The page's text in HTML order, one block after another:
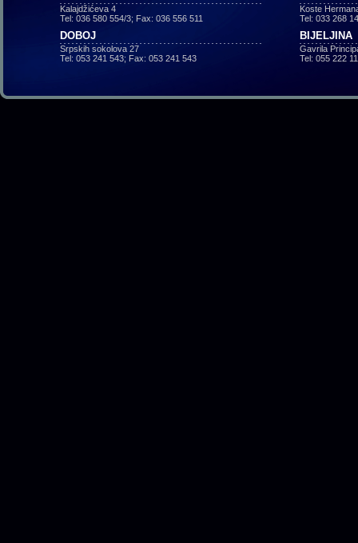
Kalajdžićeva 4
Tel: 036 580 554/3; Fax: 036 556 511
DOBOJ
Srpskih sokolova 27
Tel: 053 241 543; Fax: 053 241 543
Koste
Tel: 033 268
BIJELJINA
Gavrila
Tel: 055 222